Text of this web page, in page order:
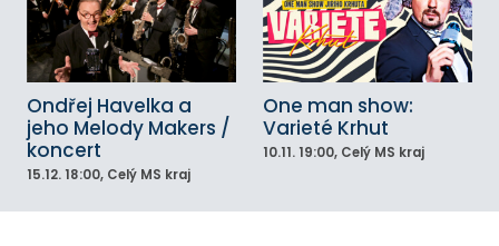
Ondřej Havelka a
jeho Melody Makers /
koncert
15.12. 18:00, Celý MS kraj
One man show:
Varieté Krhut
10.11. 19:00, Celý MS kraj